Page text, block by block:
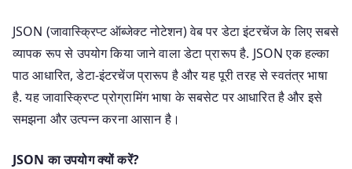
JSON (जावास्क्रिप्ट ऑब्जेक्ट नोटेशन) वेब पर डेटा इंटरचेंज के लिए सबसे
व्यापक रूप से उपयोग किया जाने वाला डेटा प्रारूप है. JSON एक हल्का
पाठ आधारित, डेटा-इंटरचेंज प्रारूप है और यह पूरी तरह से स्वतंत्र भाषा
है. यह जावास्क्रिप्ट प्रोग्रामिंग भाषा के सबसेट पर आधारित है और इसे
समझना और उत्पन्न करना आसान है।
JSON का उपयोग क्यों करें?